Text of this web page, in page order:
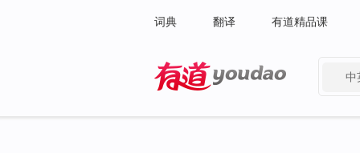
词典 翻译 有道精品课
中